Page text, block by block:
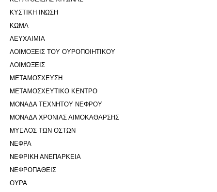
ΚΥΣΤΙΚΗ ΙΝΩΣΗ
ΚΩΜΑ
ΛΕΥΧΑΙΜΙΑ
ΛΟΙΜΟΞΕΙΣ ΤΟΥ ΟΥΡΟΠΟΙΗΤΙΚΟΥ
ΛΟΙΜΩΞΕΙΣ
ΜΕΤΑΜΟΣΧΕΥΣΗ
ΜΕΤΑΜΟΣΧΕΥΤΙΚΟ ΚΕΝΤΡΟ
ΜΟΝΑΔΑ ΤΕΧΝΗΤΟΥ ΝΕΦΡΟΥ
ΜΟΝΑΔΑ ΧΡΟΝΙΑΣ ΑΙΜΟΚΑΘΑΡΣΗΣ
ΜΥΕΛΟΣ ΤΩΝ ΟΣΤΩΝ
ΝΕΦΡΑ
ΝΕΦΡΙΚΗ ΑΝΕΠΑΡΚΕΙΑ
ΝΕΦΡΟΠΑΘΕΙΣ
ΟΥΡΑ